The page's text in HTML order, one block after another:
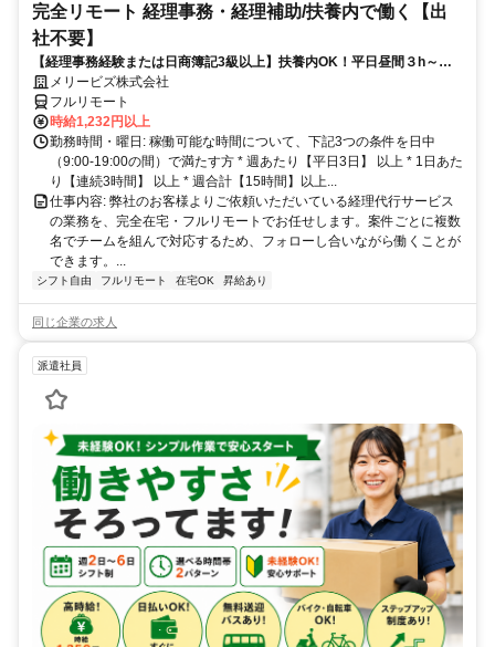
完全リモート 経理事務・経理補助/扶養内で働く【出
社不要】
【経理事務経験または日商簿記3級以上】扶養内OK！平日昼間３h～。
完全在宅で育児・介護中の方も大歓迎♪
メリービズ株式会社
フルリモート
時給1,232円以上
勤務時間・曜日: 稼働可能な時間について、下記3つの条件を日中
（9:00-19:00の間）で満たす方 * 週あたり【平日3日】 以上 * 1日あた
り【連続3時間】 以上 * 週合計【15時間】以上...
仕事内容: 弊社のお客様よりご依頼いただいている経理代行サービス
の業務を、完全在宅・フルリモートでお任せします。案件ごとに複数
名でチームを組んで対応するため、フォローし合いながら働くことが
できます。...
シフト自由 フルリモート 在宅OK 昇給あり
同じ企業の求人
派遣社員